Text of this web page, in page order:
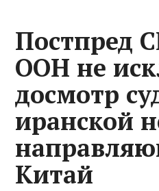
Постпред
ООН не
досмотр
иранской
Китай